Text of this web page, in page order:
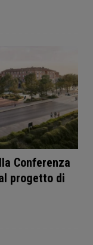
Conferenza
progetto di